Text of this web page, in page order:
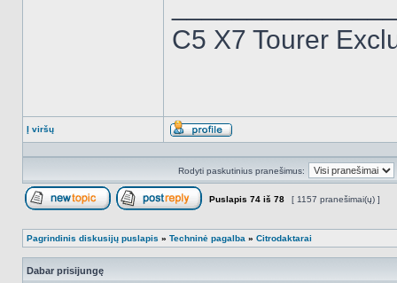
C5 X7 Tourer
Į viršų
Aprašymas
Rodyti paskutinius pranešimus:
Puslapis 74 iš 78 [ 1157 pranešimai(ų) ]
Pagrindinis diskusijų puslapis » Techninė pagalba » Citrodaktarai
Dabar prisijungę